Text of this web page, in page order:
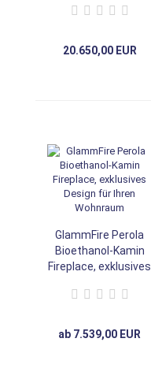
Wohnraum
20.650,00 EUR
GlammFire Perola
Bioethanol-Kamin
Fireplace, exklusives
Wohnraum
ab 7.539,00 EUR